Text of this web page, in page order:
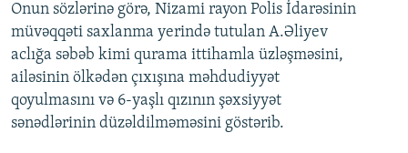
Onun sözlərinə görə, Nizami rayon Polis İdarəsinin
müvəqqəti saxlanma yerində tutulan A.Əliyev
aclığa səbəb kimi qurama ittihamla üzləşməsini,
ailəsinin ölkədən çıxışına məhdudiyyət
qoyulmasını və 6-yaşlı qızının şəxsiyyət
sənədlərinin düzəldilməməsini göstərib.